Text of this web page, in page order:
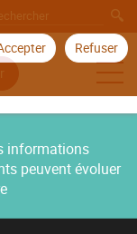
Refuser
informations
peuvent évoluer